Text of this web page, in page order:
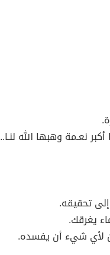
نعـمة وهبها الله لنـا..
تحقيقه.
يغرقك.
لأي شيء أن يفسده.